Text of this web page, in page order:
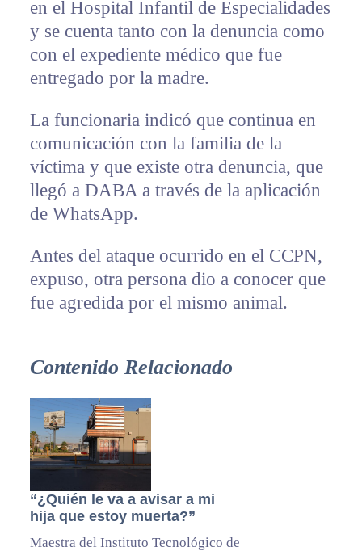
en el Hospital Infantil de Especialidades
y se cuenta tanto con la denuncia como
con el expediente médico que fue
entregado por la madre.
La funcionaria indicó que continua en
comunicación con la familia de la
víctima y que existe otra denuncia, que
llegó a DABA a través de la aplicación
de WhatsApp.
Antes del ataque ocurrido en el CCPN,
expuso, otra persona dio a conocer que
fue agredida por el mismo animal.
Contenido Relacionado
“¿Quién le va a avisar a mi
hija que estoy muerta?”
Maestra del Instituto Tecnológico de